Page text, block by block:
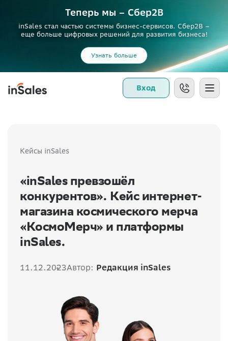
Теперь мы – Сбер2B
inSales стал частью системы бизнес-сервисов. Сбер2В –
еще больше цифровых решений для развития бизнеса!
Узнать больше
Вход
Кейсы inSales
«inSales превзошёл
конкурентов». Кейс интернет-
магазина космического мерча
«КосмоМерч» и платформы
inSales.
11.12.2023Автор: Редакция inSales